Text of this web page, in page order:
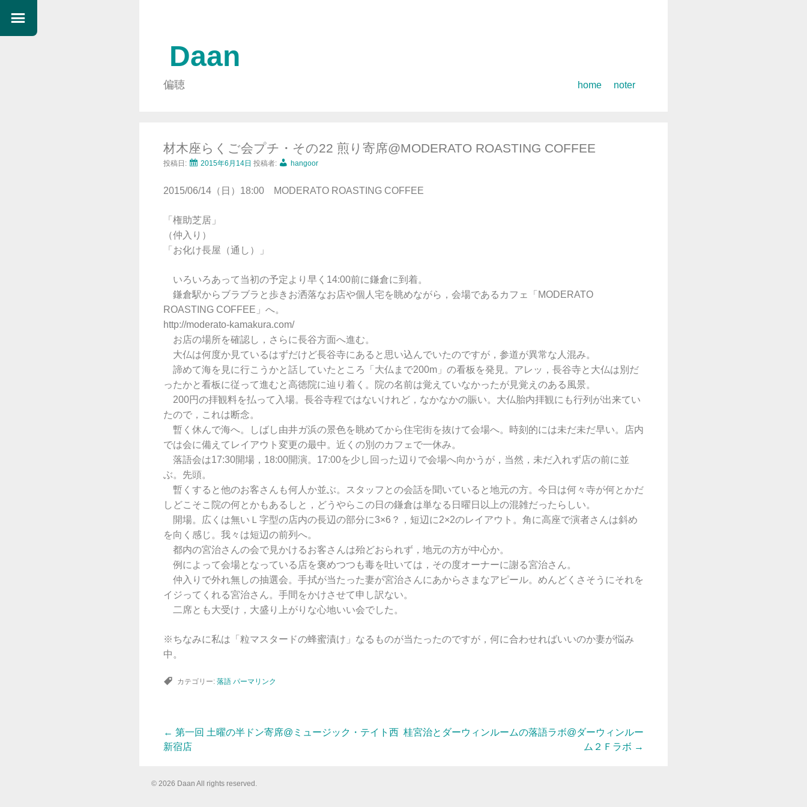
Daan
偏聴
コ
ツ
home noter
材木座らくご会プチ・その22 煎り寄席@MODERATO ROASTING COFFEE
投稿日: 2015年6月14日 投稿者: hangoor
2015/06/14（日）18:00 MODERATO ROASTING COFFEE
「権助芝居」
（仲入り）
「お化け長屋（通し）」
いろいろあって当初の予定より早く14:00前に鎌倉に到着。
鎌倉駅からブラブラと歩きお洒落なお店や個人宅を眺めながら，会場であるカフェ「MODERATO
ROASTING COFFEE」へ。
http://moderato-kamakura.com/
お店の場所を確認し，さらに長谷方面へ進む。
大仏は何度か見ているはずだけど長谷寺にあると思い込んでいたのですが，参道が異常な人混み。
諦めて海を見に行こうかと話していたところ「大仏まで200m」の看板を発見。アレッ，長谷寺と大仏は別だ
ったかと看板に従って進むと高徳院に辿り着く。院の名前は覚えていなかったが見覚えのある風景。
200円の拝観料を払って入場。長谷寺程ではないけれど，なかなかの賑い。大仏胎内拝観にも行列が出来てい
たので，これは断念。
暫く休んで海へ。しばし由井ガ浜の景色を眺めてから住宅街を抜けて会場へ。時刻的には未だ未だ早い。店内
では会に備えてレイアウト変更の最中。近くの別のカフェで一休み。
落語会は17:30開場，18:00開演。17:00を少し回った辺りで会場へ向かうが，当然，未だ入れず店の前に並
ぶ。先頭。
暫くすると他のお客さんも何人か並ぶ。スタッフとの会話を聞いていると地元の方。今日は何々寺が何とかだ
しどこそこ院の何とかもあるしと，どうやらこの日の鎌倉は単なる日曜日以上の混雑だったらしい。
開場。広くは無いＬ字型の店内の長辺の部分に3×6？，短辺に2×2のレイアウト。角に高座で演者さんは斜め
を向く感じ。我々は短辺の前列へ。
都内の宮治さんの会で見かけるお客さんは殆どおられず，地元の方が中心か。
例によって会場となっている店を褒めつつも毒を吐いては，その度オーナーに謝る宮治さん。
仲入りで外れ無しの抽選会。手拭が当たった妻が宮治さんにあからさまなアピール。めんどくさそうにそれを
イジってくれる宮治さん。手間をかけさせて申し訳ない。
二席とも大受け，大盛り上がりな心地いい会でした。
※ちなみに私は「粒マスタードの蜂蜜漬け」なるものが当たったのですが，何に合わせればいいのか妻が悩み
中。
カテゴリー: 落語 パーマリンク
投
稿
← 第一回 土曜の半ドン寄席@ミュージック・テイト西
新宿店
桂宮治とダーウィンルームの落語ラボ@ダーウィンルー
ム２Ｆラボ →
© 2026 Daan All rights reserved.